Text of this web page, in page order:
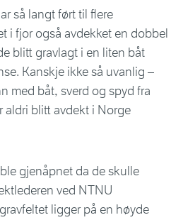
så langt ført til flere
i fjor også avdekket en dobbel
blitt gravlagt i en liten båt
Kanskje ikke så uvanlig –
med båt, sverd og spyd fra
blitt avdekt i Norge
gjenåpnet da de skulle
ved NTNU
ligger på en høyde